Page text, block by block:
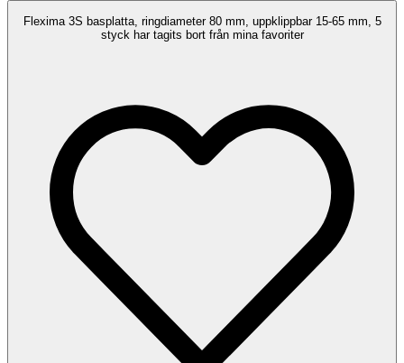
Flexima 3S basplatta, ringdiameter 80 mm, uppklippbar 15-65 mm, 5
styck har tagits bort från mina favoriter